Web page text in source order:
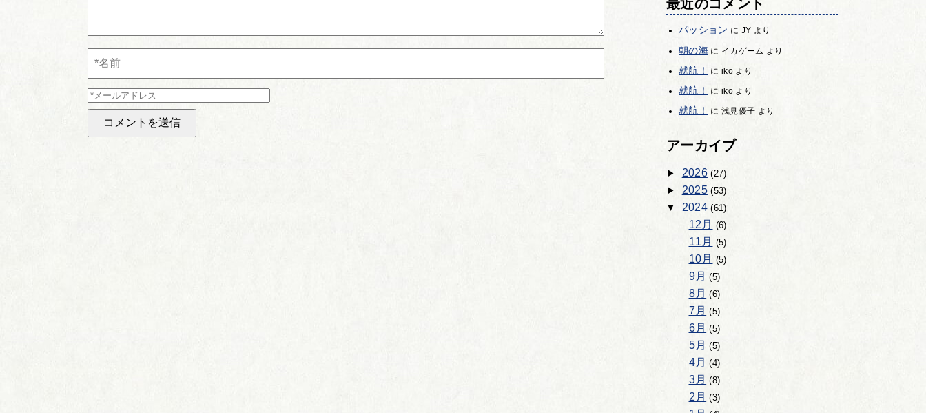
最近のコメント
パッション に JY より
朝の海に イカゲーム より
就航！ に ikoより
就航！ に ikoより
就航！ に 浅見優子 より
アーカイブ
2026(27)
2025(53)
2024(61)
12月 (6)
11月 (5)
10月 (5)
9月 (5)
8月 (6)
7月 (5)
6月 (5)
5月 (5)
4月 (4)
3月 (8)
2月 (3)